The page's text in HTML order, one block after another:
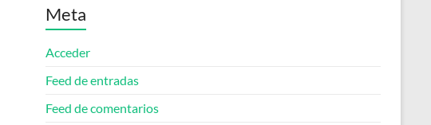
Meta
Acceder
Feed de entradas
Feed de comentarios